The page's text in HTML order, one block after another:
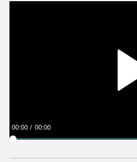
00:00 00:00